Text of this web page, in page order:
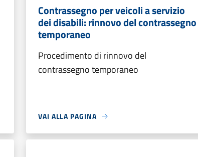
Contrassegno per veicoli a servizio
dei disabili: rinnovo del contrassegno
temporaneo
Procedimento di rinnovo del
contrassegno temporaneo
VAI ALLA PAGINA